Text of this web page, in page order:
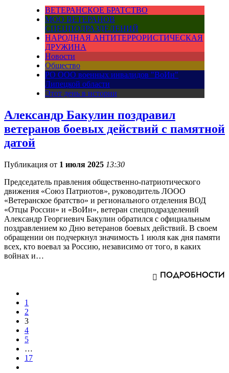
ВЕТЕРАНСКОЕ БРАТСТВО
МОО ВЕТЕРАНОВ
СПЕЦПОДРАЗДЕЛЕНИЙ
НАРОДНАЯ АНТИТЕРРОРИСТИЧЕСКАЯ
ДРУЖИНА
Новости
Общество
РО ООО военных инвалидов "ВоИн"
Липецкой области
Этот день в истории
Александр Бакулин поздравил
ветеранов боевых действий с памятной
датой
Публикация от 1 июля 2025 13:30
Председатель правления общественно-патриотического
движения «Союз Патриотов», руководитель ЛООО
«Ветеранское братство» и регионального отделения ВОД
«Отцы России» и «ВоИн», ветеран спецподразделений
Александр Георгиевич Бакулин обратился с официальным
поздравлением ко Дню ветеранов боевых действий. В своем
обращении он подчеркнул значимость 1 июля как дня памяти
всех, кто воевал за Россию, независимо от того, в каких
войнах и…
ПОДРОБНОСТИ
1
2
3
4
5
…
17